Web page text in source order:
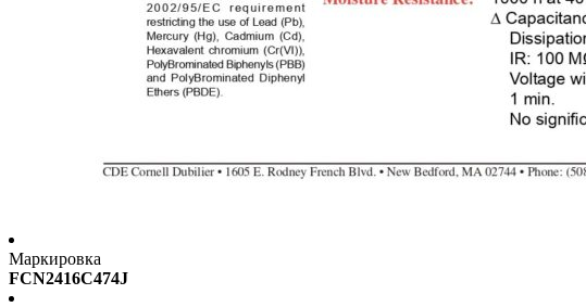
Маркировка
FCN2416C474J